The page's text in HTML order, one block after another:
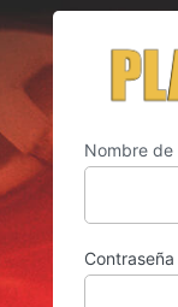
Acceder
Nombre de
Contraseña